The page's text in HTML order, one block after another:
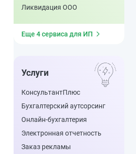
Ликвидация ООО
Еще 4 сервиса для ИП
Услуги
КонсультантПлюс
Бухгалтерский аутсорсинг
Онлайн-бухгалтерия
Электронная отчетность
Заказ рекламы